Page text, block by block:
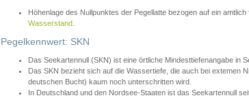
Höhenlage des Nullpunktes der Pegellatte bezogen auf ein amtlich
Wasserstand
Pegelkennwert: SKN
Das Seekartennull (SKN) ist eine örtliche Mindesttiefenangabe in
Das SKN bezieht sich auf die Wassertiefe, die auch bei extemen
deutschen Bucht) kaum noch unterschritten wird.
In Deutschland und den Nordsee-Staaten ist das Seekartennull